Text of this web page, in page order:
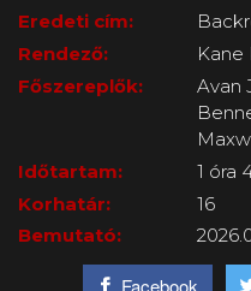
Eredeti cím:
Rendező:
Kane
Főszereplők:
Avan
Időtartam:
1 óra
Korhatár:
16
Bemutató:
Facebook